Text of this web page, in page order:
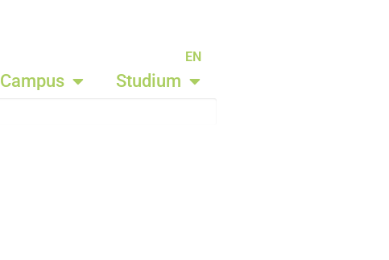
EN
Campus Studium